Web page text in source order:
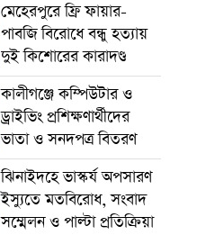
মেহেরপুরে ফ্রি ফায়ার-
পাবজি বিরোধে বন্ধু হত্যায়
দুই কিশোরের কারাদণ্ড
কালীগঞ্জে কম্পিউটার ও
ড্রাইভিং প্রশিক্ষণার্থীদের
ভাতা ও সনদপত্র বিতরণ
ঝিনাইদহে ভাস্কর্য অপসারণ
ইস্যুতে মতবিরোধ, সংবাদ
সম্মেলন ও পাল্টা প্রতিক্রিয়া